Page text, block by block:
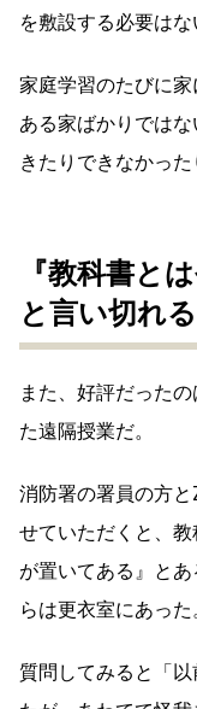
を敷設する必要はな
家庭学習のたびに
ある家ばかりでは
きたりできなかった
『教科書と
と言い切れ
また、好評だった
た遠隔授業だ。
消防署の署員の方
せていただくと、
が置いてある』と
らは更衣室にあった
質問してみると「